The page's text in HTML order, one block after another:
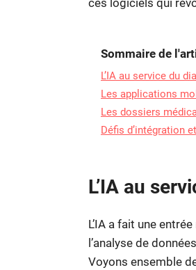
ces logiciels qui
Sommaire de
L’IA au service du
Les applications
Les dossiers
Défis d’intégration
L’IA au
L’IA a fait une
l’analyse de
Voyons ensemble